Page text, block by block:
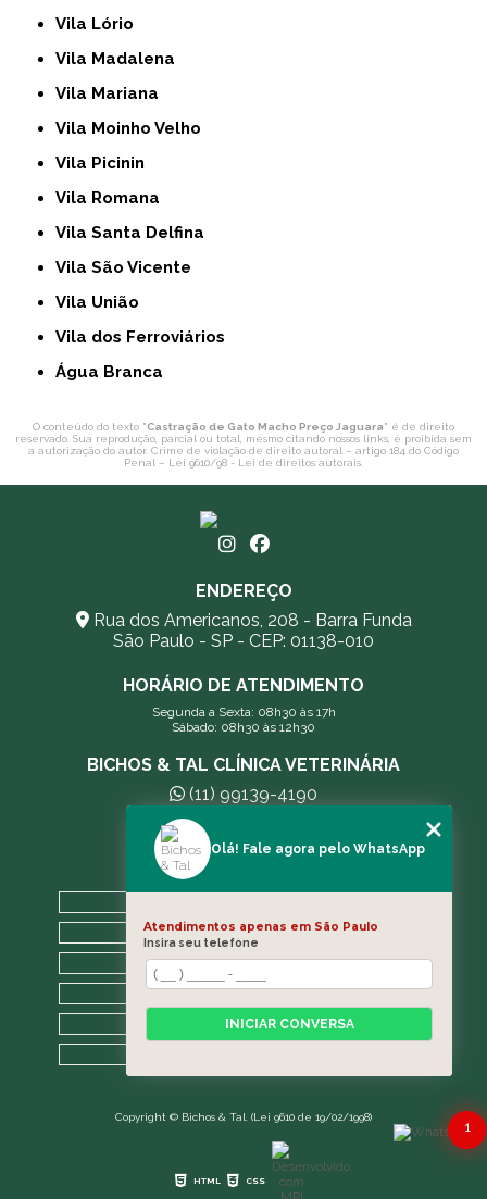
Vila Lório
Vila Madalena
Vila Mariana
Vila Moinho Velho
Vila Picinin
Vila Romana
Vila Santa Delfina
Vila São Vicente
Vila União
Vila dos Ferroviários
Água Branca
O conteúdo do texto "Castração de Gato Macho Preço Jaguara" é de direito
reservado. Sua reprodução, parcial ou total, mesmo citando nossos links, é proibida sem
a autorização do autor. Crime de violação de direito autoral – artigo 184 do Código
Penal – Lei 9610/98 - Lei de direitos autorais.
ENDEREÇO
Rua dos Americanos, 208 - Barra Funda
São Paulo - SP - CEP: 01138-010
HORÁRIO DE ATENDIMENTO
Segunda a Sexta: 08h30 às 17h
Sábado: 08h30 às 12h30
BICHOS & TAL CLÍNICA VETERINÁRIA
(11) 99139-4190
andreleecitti5@gmail.com
A CLÍNICA
BLOG
CONTATO
CATEGORIAS
Copyright © Bichos & Tal. (Lei 9610 de 19/02/1998)
HTML CSS
1
Olá! Fale agora pelo WhatsApp
Atendimentos apenas em São Paulo
Insira seu telefone
INICIAR CONVERSA